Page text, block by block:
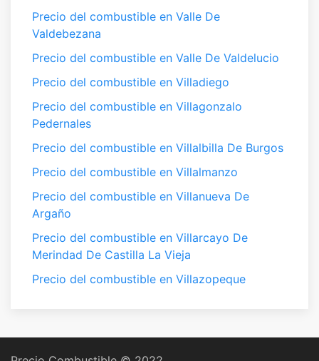
Precio del combustible en Valle De
Valdebezana
Precio del combustible en Valle De Valdelucio
Precio del combustible en Villadiego
Precio del combustible en Villagonzalo
Pedernales
Precio del combustible en Villalbilla De Burgos
Precio del combustible en Villalmanzo
Precio del combustible en Villanueva De
Argaño
Precio del combustible en Villarcayo De
Merindad De Castilla La Vieja
Precio del combustible en Villazopeque